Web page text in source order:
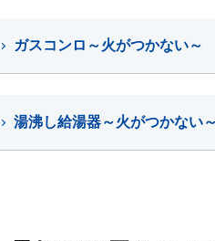
ガスコンロ～火がつかない～
湯沸し給湯器～火がつかない～